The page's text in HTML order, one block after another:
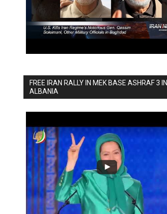
FREE IRAN RALLY IN MEK BASE ASHRAF 3 IN
ALBANIA